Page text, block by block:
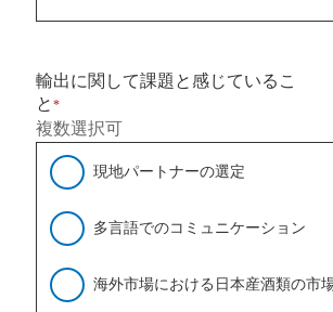
輸出に関して課題と感じているこ
と *
複数選択可
現地パートナーの選定
多言語でのコミュニケーション
海外市場における日本産酒類の市